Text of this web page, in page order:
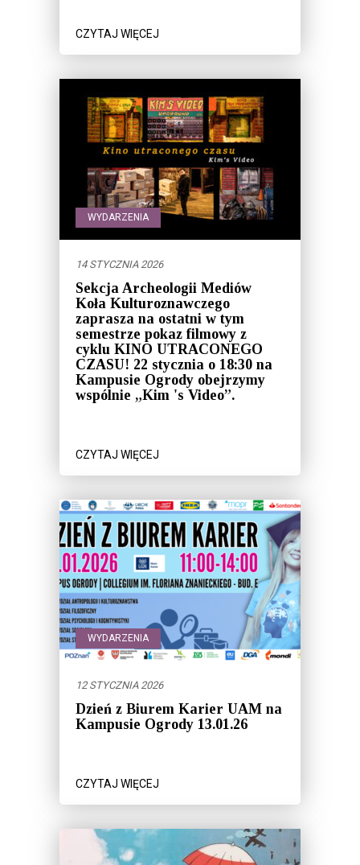
CZYTAJ WIĘCEJ
WYDARZENIA
14 STYCZNIA 2026
Sekcja Archeologii Mediów
Koła Kulturoznawczego
zaprasza na ostatni w tym
semestrze pokaz filmowy z
cyklu KINO UTRACONEGO
CZASU! 22 stycznia o 18:30 na
Kampusie Ogrody obejrzymy
wspólnie „Kim 's Video”.
CZYTAJ WIĘCEJ
WYDARZENIA
12 STYCZNIA 2026
Dzień z Biurem Karier UAM na
Kampusie Ogrody 13.01.26
CZYTAJ WIĘCEJ